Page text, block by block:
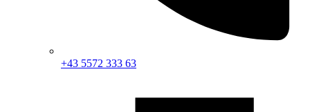
+43 5572 333 63